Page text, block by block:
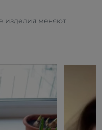
изделия меняют